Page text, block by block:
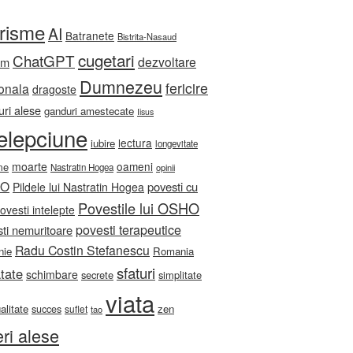
AI Batranete Bistrita-Nasaud
ChatGPTcugetari dezvoltare
dragoste Dumnezeu fericire
alese ganduri amestecate Iisus
iubire lectura longevitate
moarte Nastratin Hogea oameni opinii
Pildele lui Nastratin Hogea povesti cu
intelepte Povestile lui OSHO
nemuritoarepovesti terapeutice
Radu Costin Stefanescu Romania
schimbare secrete sfaturi simplitate
succes suflet tao viata zen
alese